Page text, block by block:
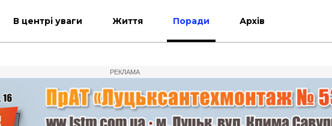
В центрі уваги Життя Поради Архів
РЕКЛАМА